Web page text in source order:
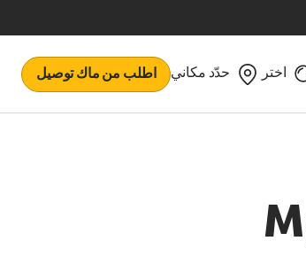
اختر حدّد مكاني اطلب من ماك توصيل